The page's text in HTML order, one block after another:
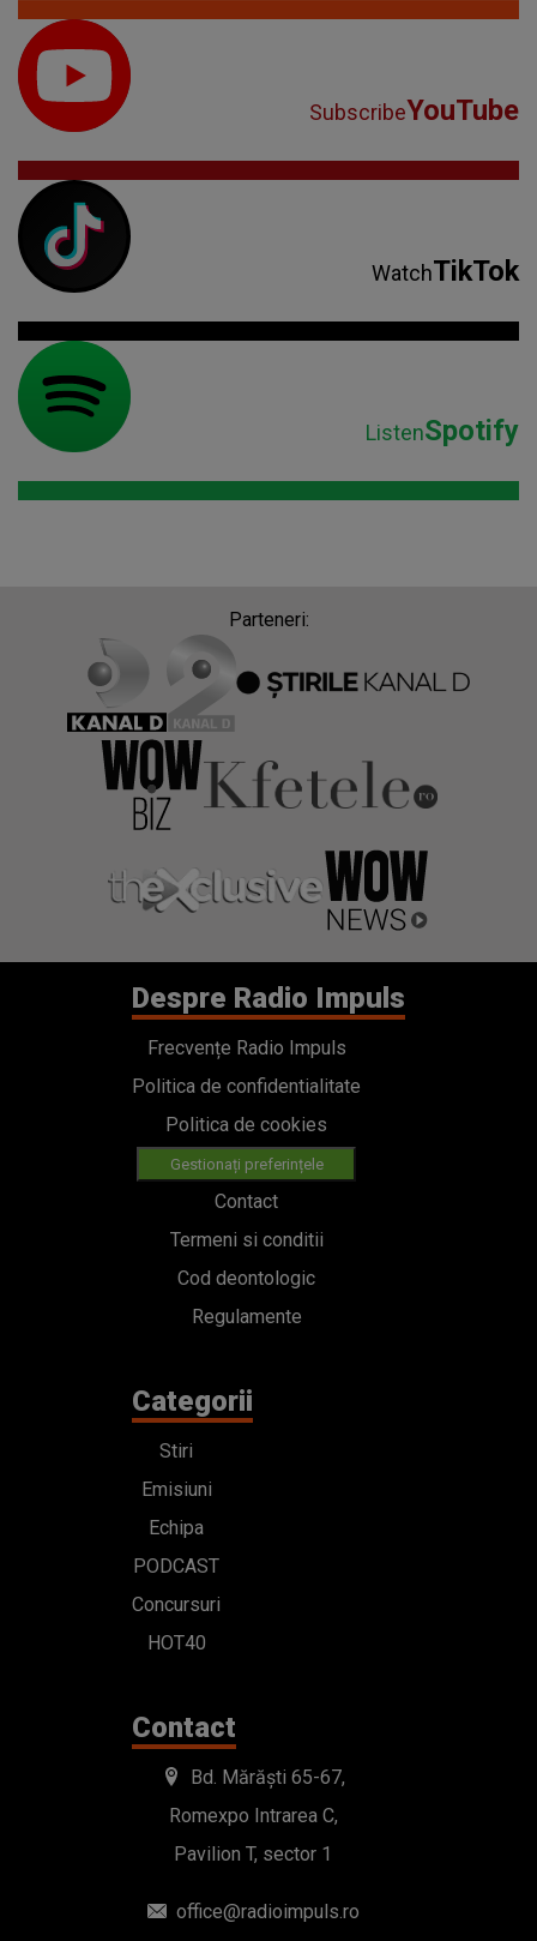
SubscribeYouTube
WatchTikTok
ListenSpotify
Parteneri:
Despre Radio Impuls
Frecvențe Radio Impuls
Politica de confidentialitate
Politica de cookies
Gestionați preferințele
Contact
Termeni si conditii
Cod deontologic
Regulamente
Categorii
Stiri
Emisiuni
Echipa
PODCAST
Concursuri
HOT40
Contact
Bd. Mărăști 65-67,
Romexpo Intrarea C,
Pavilion T, sector 1
office@radioimpuls.ro